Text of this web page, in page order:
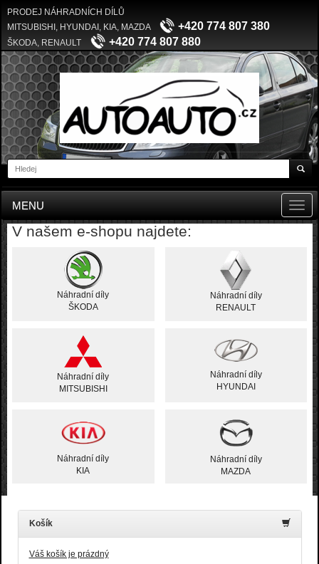
PRODEJ NÁHRADNÍCH DÍLŮ
MITSUBISHI, HYUNDAI, KIA, MAZDA
+420 774 807 380
ŠKODA, RENAULT +420 774 807 880
MENU
V našem e-shopu najdete:
Náhradní díly
ŠKODA
Náhradní díly
RENAULT
Náhradní díly
MITSUBISHI
Náhradní díly
HYUNDAI
Náhradní díly
KIA
Náhradní díly
MAZDA
Košík
Váš košík je prázdný